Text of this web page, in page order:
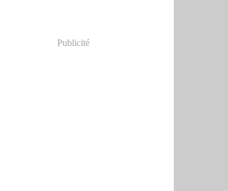
Publicité